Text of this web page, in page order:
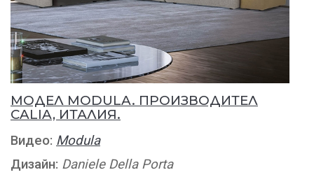
МОДЕЛ MODULA. ПРОИЗВОДИТЕЛ
CALIA, ИТАЛИЯ.
Видео: Modula
Дизайн: Daniele Della Porta